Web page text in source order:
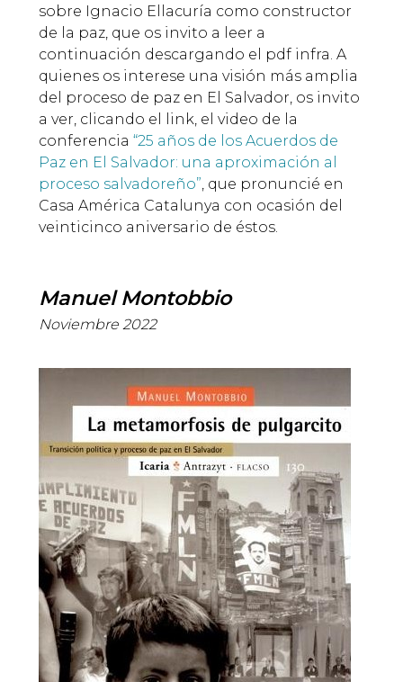
sobre Ignacio Ellacuría como constructor
de la paz, que os invito a leer a
continuación descargando el pdf infra. A
quienes os interese una visión más amplia
del proceso de paz en El Salvador, os invito
a ver, clicando el link, el video de la
conferencia “25 años de los Acuerdos de
Paz en El Salvador: una aproximación al
proceso salvadoreño”, que pronuncié en
Casa América Catalunya con ocasión del
veinticinco aniversario de éstos.
Manuel Montobbio
Noviembre 2022